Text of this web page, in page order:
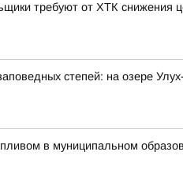
требуют от ХТК снижения
степей: на озере
в муниципальном